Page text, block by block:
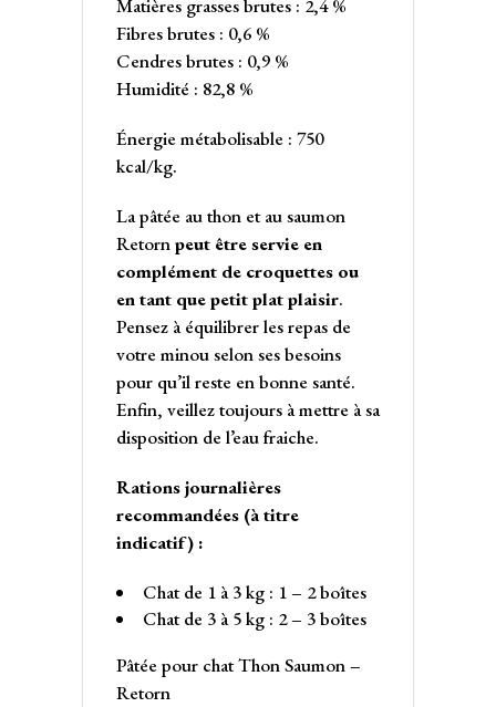
Matières grasses brutes : 2,4 %
Fibres brutes : 0,6 %
Cendres brutes : 0,9 %
Humidité : 82,8 %
Énergie métabolisable : 750
kcal/kg.
La pâtée au thon et au saumon
Retornpeut être servie en
complément de croquettes ou
en tant que petit plat plaisir.
Pensez à équilibrer les repas de
votre minou selon ses besoins
pour qu’il reste en bonne santé.
Enfin, veillez toujours à mettre à sa
disposition de l’eau fraiche.
Rations journalières
recommandées (à titre
indicatif) :
Chat de 1 à 3 kg : 1 – 2 boîtes
Chat de 3 à 5 kg : 2 – 3 boîtes
Pâtée pour chat Thon Saumon –
Retorn